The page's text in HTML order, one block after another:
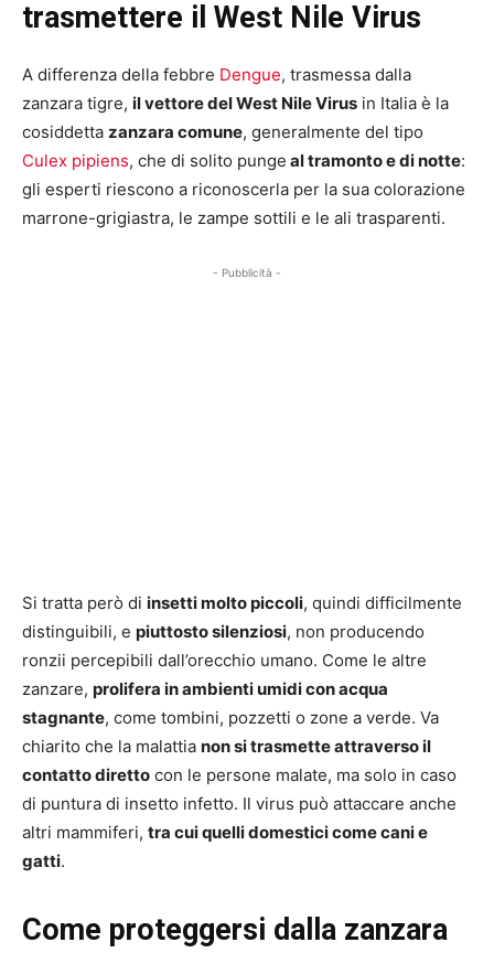
trasmettere il West Nile Virus
A differenza della febbre Dengue, trasmessa dalla
zanzara tigre, il vettore del West Nile Virus in Italia è la
cosiddetta zanzara comune, generalmente del tipo
Culex pipiens, che di solito punge al tramonto e di notte:
gli esperti riescono a riconoscerla per la sua colorazione
marrone-grigiastra, le zampe sottili e le ali trasparenti.
- Pubblicità -
Si tratta però di insetti molto piccoli, quindi difficilmente
distinguibili, e piuttosto silenziosi, non producendo
ronzii percepibili dall’orecchio umano. Come le altre
zanzare, prolifera in ambienti umidi con acqua
stagnante, come tombini, pozzetti o zone a verde. Va
chiarito che la malattia non si trasmette attraverso il
contatto diretto con le persone malate, ma solo in caso
di puntura di insetto infetto. Il virus può attaccare anche
altri mammiferi, tra cui quelli domestici come cani e
gatti.
Come proteggersi dalla zanzara